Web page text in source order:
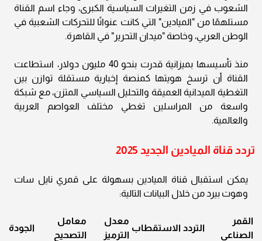
الشعوب في زمن التغيرات السياسية الكبرى، وجاء اسم القناة
مستلهمًا من "الميادين" التي كانت عنوانًا للتحركات الشعبية في
الوطن العربي، وخاصة "ميدان التحرير" في القاهرة.
منذ تأسيسها بميزانية قدرت بنحو 40 مليون دولار، استطاعت
القناة أن ترسخ هويتها كمنصة إخبارية مستقلة توازن بين
التغطية الميدانية العميقة والتحليل السياسي المتزن، مع شبكة
واسعة من المراسلين تغطي مختلف العواصم العربية
والعالمية.
تردد قناة الميادين الجديد 2025
يمكن استقبال قناة الميادين بسهولة على قمري نايل سات
وهوت بيرد من خلال البيانات التالية:
القمر
الصناعي
التردد الاستقطاب
معدل
الترميز
معامل
التصحيح
الجودة